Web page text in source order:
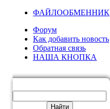
ФАЙЛООБМЕННИК
Форум
Как добавить новость
Обратная связь
НАША КНОПКА